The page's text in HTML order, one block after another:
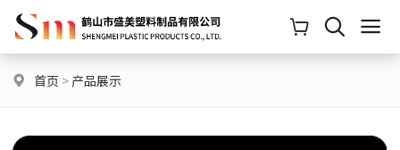
首页 > 产品展示